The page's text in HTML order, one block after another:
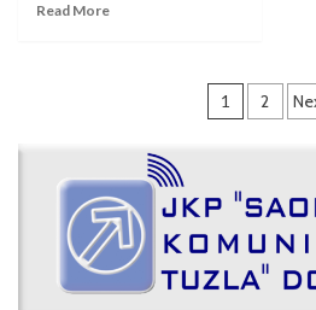
Read More
1 2